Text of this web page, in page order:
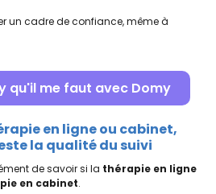
un cadre de confiance, même à
qu'il me faut avec Domy
en ligne ou cabinet,
la qualité du suivi
de savoir si la thérapie en ligne
en cabinet.